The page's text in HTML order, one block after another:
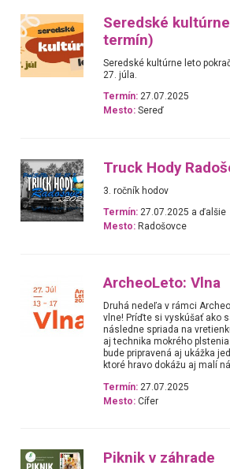
Seredské
termín)
Seredské kultúrne leto
27. júla.
Termín: 27.07.2025
Mesto: Sereď
Truck Hody
3. ročník hodov
Termín: 27.07.2025 a ďalšie
Mesto: Radošovce
ArcheoLeto: Vlna
Druhá nedeľa v rámci
vlne! Príďte si vyskúšať ako
následne spriada na
aj technika mokrého
bude pripravená aj ukážka
ktoré hravo dokážu aj malí
Termín: 27.07.2025
Mesto: Cífer
Piknik v záhrade